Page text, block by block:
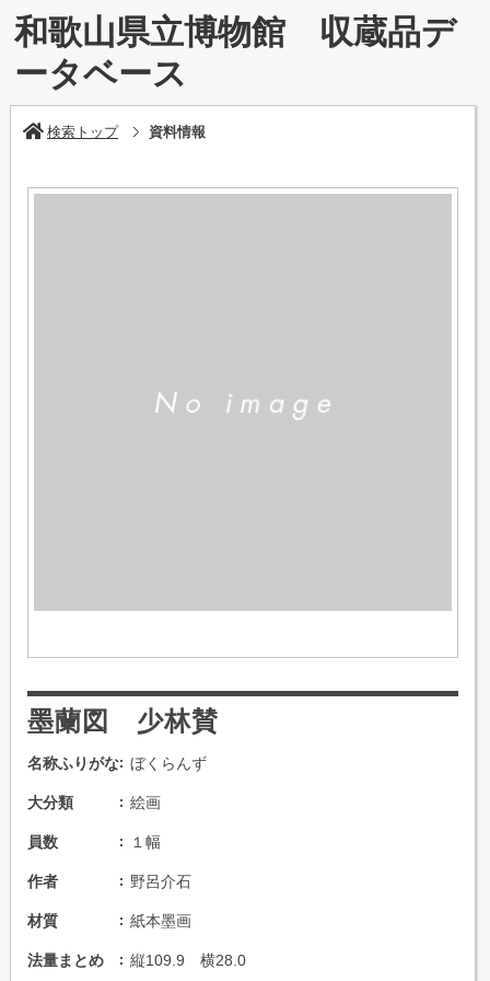
和歌山県立博物館 収蔵品デ
ータベース
検索トップ 資料情報
墨蘭図 少林賛
名称ふりがな ぼくらんず
大分類 絵画
員数 １幅
作者 野呂介石
材質 紙本墨画
法量まとめ 縦109.9 横28.0